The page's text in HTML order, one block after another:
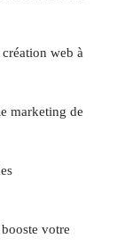
web à
marketing de
votre